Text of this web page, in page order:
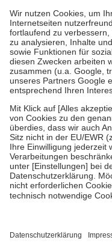
höchstens zehn Euro.
Es
tatsächlichen Kosten der
Diese Regeln gelten
Bei Heilmitteln und
Zuzahlung zehn Prozent
Verordnung.
Um das Engagement der
zu stärken und die
fallenkeine Zuzahlungen
• Kindern und
mit Ausnahme der
• Untersuchungen zur
GKV getragen werden
• empfohlenen
• Harn- und
getroffen, um